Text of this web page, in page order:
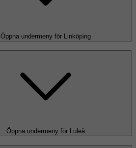
Öppna undermeny för Linköping
Öppna undermeny för Luleå